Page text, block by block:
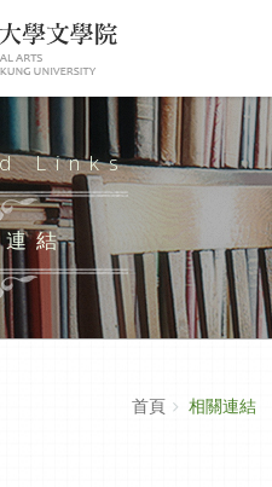
Links
連結
首頁
相關連結